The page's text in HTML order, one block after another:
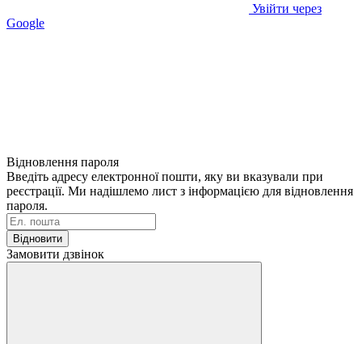
Увійти через
Google
Відновлення пароля
Введіть адресу електронної пошти, яку ви вказували при
реєстрації. Ми надішлемо лист з інформацією для відновлення
пароля.
Відновити
Замовити дзвінок